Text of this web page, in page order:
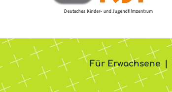
Für Erwachsene